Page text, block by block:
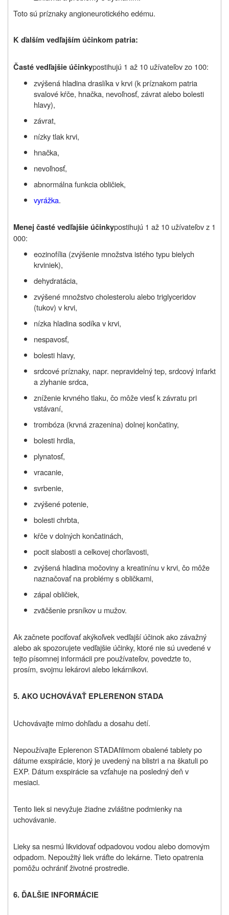
Toto sú príznaky angioneurotického edému.
K ďalším vedľajším účinkom patria:
Časté vedľajšie účinkypostihujú 1 až 10 užívateľov zo 100:
zvýšená hladina draslíka v krvi (k príznakom patria
svalové kŕče, hnačka, nevoľnosť, závrat alebo bolesti
hlavy),
závrat,
nízky tlak krvi,
hnačka,
nevoľnosť,
abnormálna funkcia obličiek,
vyrážka.
Menej časté vedľajšie účinkypostihujú 1 až 10 užívateľov z 1
000:
eozinofília (zvýšenie množstva istého typu bielych
krviniek),
dehydratácia,
zvýšené množstvo cholesterolu alebo triglyceridov
(tukov) v krvi,
nízka hladina sodíka v krvi,
nespavosť,
bolesti hlavy,
srdcové príznaky, napr. nepravidelný tep, srdcový infarkt
a zlyhanie srdca,
zníženie krvného tlaku, čo môže viesť k závratu pri
vstávaní,
trombóza (krvná zrazenina) dolnej končatiny,
bolesti hrdla,
plynatosť,
vracanie,
svrbenie,
zvýšené potenie,
bolesti chrbta,
kŕče v dolných končatinách,
pocit slabosti a celkovej chorľavosti,
zvýšená hladina močoviny a kreatinínu v krvi, čo môže
naznačovať na problémy s obličkami,
zápal obličiek,
zväčšenie prsníkov u mužov.
Ak začnete pociťovať akýkoľvek vedľajší účinok ako závažný
alebo ak spozorujete vedľajšie účinky, ktoré nie sú uvedené v
tejto písomnej informácii pre používateľov, povedzte to,
prosím, svojmu lekárovi alebo lekárnikovi.
5. AKO UCHOVÁVAŤ EPLERENON STADA
Uchovávajte mimo dohľadu a dosahu detí.
Nepoužívajte Eplerenon STADAfilmom obalené tablety po
dátume exspirácie, ktorý je uvedený na blistri a na škatuli po
EXP. Dátum exspirácie sa vzťahuje na posledný deň v
mesiaci.
Tento liek si nevyžuje žiadne zvláštne podmienky na
uchovávanie.
Lieky sa nesmú likvidovať odpadovou vodou alebo domovým
odpadom. Nepoužitý liek vráťte do lekárne. Tieto opatrenia
pomôžu ochrániť životné prostredie.
6. ĎALŠIE INFORMÁCIE